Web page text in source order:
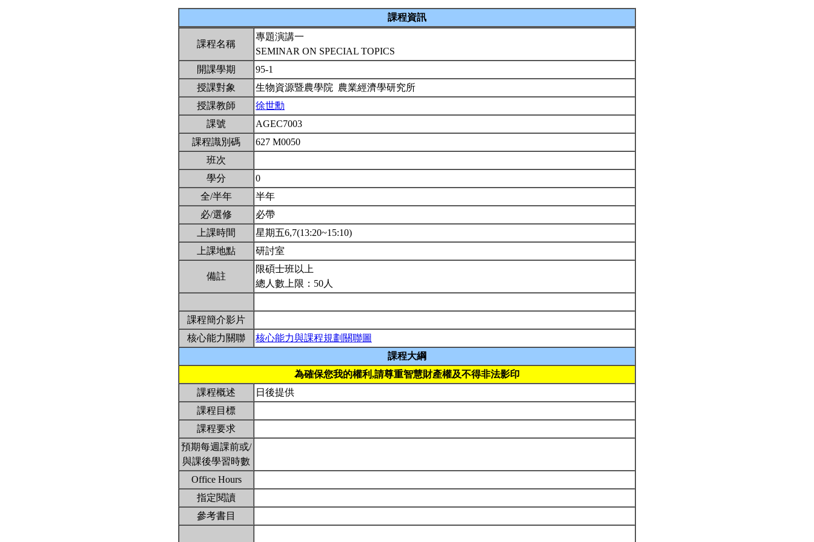
課程資訊
課程名稱
專題演講一
SEMINAR ON SPECIAL TOPICS
開課學期
95-1
授課對象
生物資源暨農學院 農業經濟學研究所
授課教師
徐世勳
課號
AGEC7003
課程識別碼
627 M0050
班次
學分
0
全/半年
半年
必/選修
必帶
上課時間
星期五6,7(13:20~15:10)
上課地點
研討室
備註
限碩士班以上
總人數上限：50人
課程簡介影片
核心能力關聯
核心能力與課程規劃關聯圖
課程大綱
為確保您我的權利,請尊重智慧財產權及不得非法影印
課程概述
日後提供
課程目標
課程要求
預期每週課前或/
與課後學習時數
Office Hours
指定閱讀
參考書目